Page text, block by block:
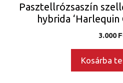
Pasztellrózsaszín
hybrida ‘Harlequin
3.000
Kosárba